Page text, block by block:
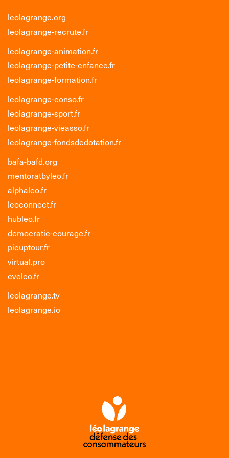
leolagrange.org
leolagrange-recrute.fr
leolagrange-animation.fr
leolagrange-petite-enfance.fr
leolagrange-formation.fr
leolagrange-conso.fr
leolagrange-sport.fr
leolagrange-vieasso.fr
leolagrange-fondsdedotation.fr
bafa-bafd.org
mentoratbyleo.fr
alphaleo.fr
leoconnect.fr
hubleo.fr
democratie-courage.fr
picuptour.fr
virtual.pro
eveleo.fr
leolagrange.tv
leolagrange.io